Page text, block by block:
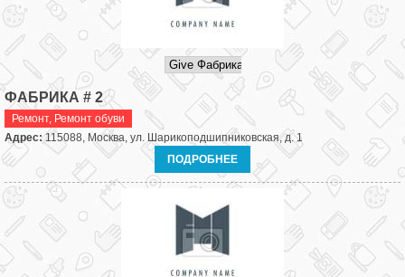
ФАБРИКА # 2
Ремонт, Ремонт обуви
Адрес:115088, Москва, ул. Шарикоподшипниковская, д. 1
ПОДРОБНЕЕ